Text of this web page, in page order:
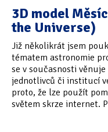
(8)
Mobilní zařízení(85)
Počítače a
Zápisníky(7)
Názory &
3D model
the Universe)
Již několikrát jsem
tématem astronomie
se v současnosti
jednotlivců či institucí
proto, že lze použít
světem skrze internet.